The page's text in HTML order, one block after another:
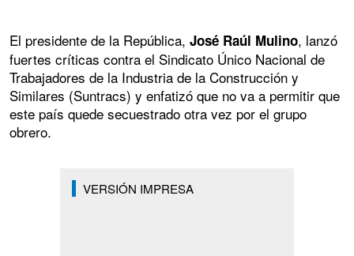
El presidente de la República, José Raúl Mulino, lanzó
fuertes críticas contra el Sindicato Único Nacional de
Trabajadores de la Industria de la Construcción y
Similares (Suntracs) y enfatizó que no va a permitir que
este país quede secuestrado otra vez por el grupo
obrero.
VERSIÓN IMPRESA